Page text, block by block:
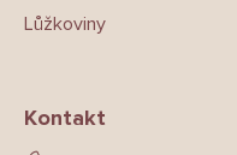
Lůžkoviny
Kontakt